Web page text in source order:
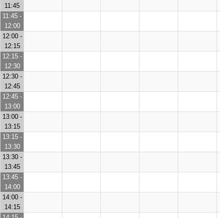
11:45
11:45 -
12:00
12:00 -
12:15
12:15 -
12:30
12:30 -
12:45
12:45 -
13:00
13:00 -
13:15
13:15 -
13:30
13:30 -
13:45
13:45 -
14:00
14:00 -
14:15